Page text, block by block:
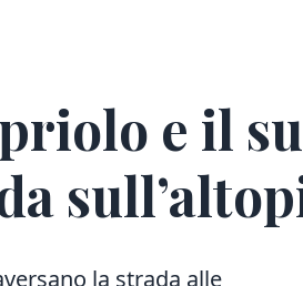
e il
la strada alle